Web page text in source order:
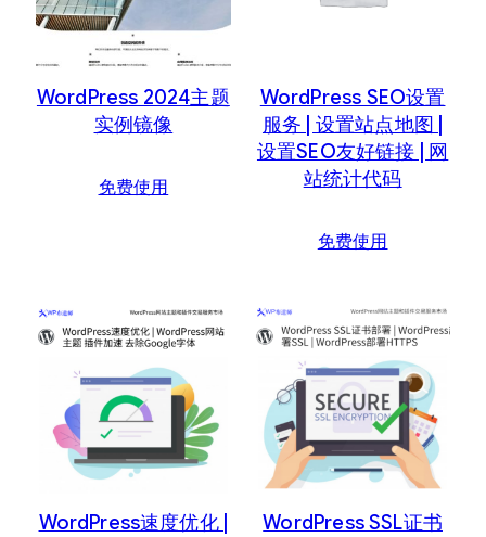
WordPress 2024主题
实例镜像
免费使用
WordPress SEO设置
服务 | 设置站点地图 |
设置SEO友好链接 | 网
站统计代码
免费使用
WordPress速度优化 |
WordPress SSL证书